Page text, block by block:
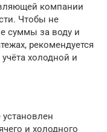
компании
Чтобы не
суммы за воду и
рекомендуется
холодной и
и холодного